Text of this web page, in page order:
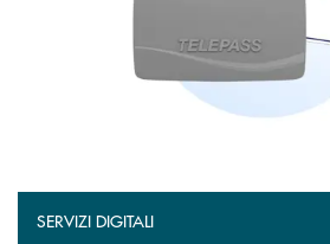
SERVIZI DIGITALI